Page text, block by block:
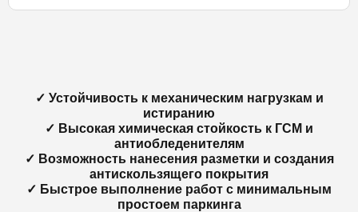
✓ Устойчивость к механическим нагрузкам и
истиранию
✓ Высокая химическая стойкость к ГСМ и
антиобледенителям
✓ Возможность нанесения разметки и создания
антискользящего покрытия
✓ Быстрое выполнение работ с минимальным
простоем паркинга